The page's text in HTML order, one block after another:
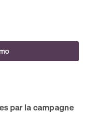
par la campagne